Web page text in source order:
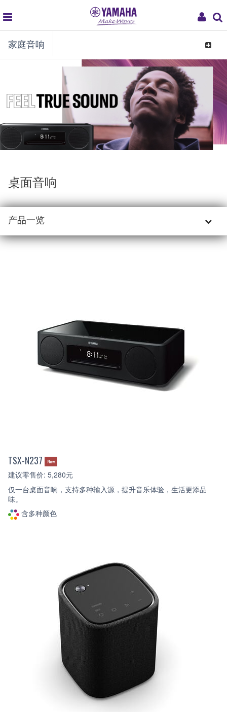
My
global
navigation
家庭音响
Toggle
桌面音响
产品一览
TSX-N237 New
建议零售价: 5,280元
仅一台桌面音响，支持多种输入源，提升音乐体验，生活更添品
味。
含多种颜色